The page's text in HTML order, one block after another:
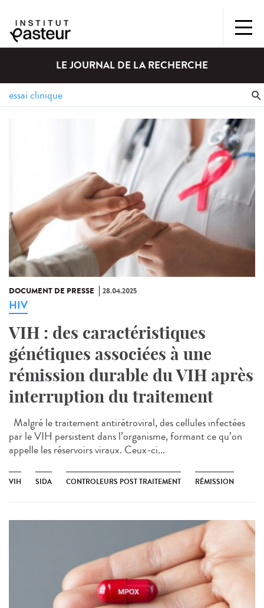
LE JOURNAL DE LA RECHERCHE
DOCUMENT DE PRESSE 28.04.2025
HIV
VIH : des caractéristiques
génétiques associées à une
rémission durable du VIH après
interruption du traitement
Malgré le traitement antirétroviral, des cellules infectées
par le VIH persistent dans l’organisme, formant ce qu’on
appelle les réservoirs viraux. Ceux-ci...
VIH SIDA CONTROLEURS POST TRAITEMENT RÉMISSION